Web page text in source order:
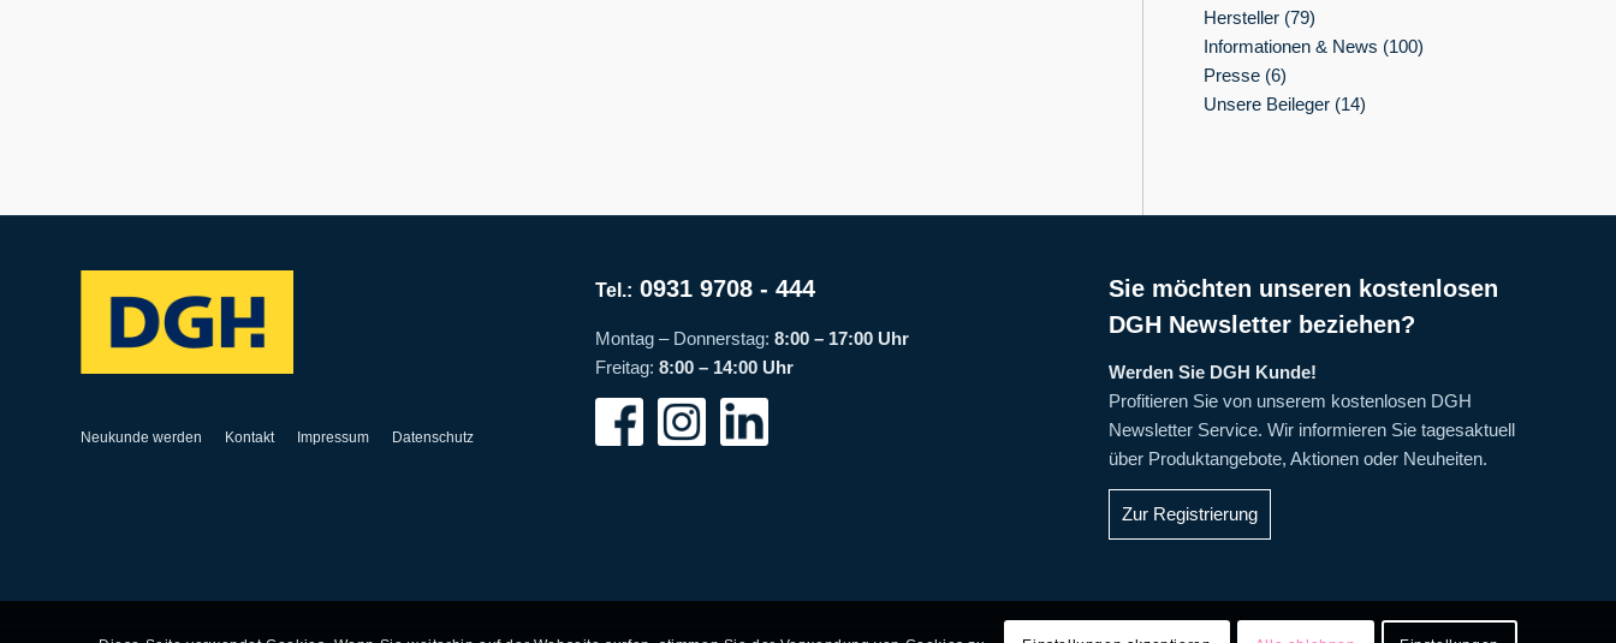
Hersteller (79)
Informationen & News (100)
Presse (6)
Unsere Beileger (14)
Neukunde werden Kontakt Impressum Datenschutz
Tel.: 0931 9708 - 444
Montag – Donnerstag: 8:00 – 17:00 Uhr
Freitag: 8:00 – 14:00 Uhr
Sie möchten unseren kostenlosen
DGH Newsletter beziehen?
Werden Sie DGH Kunde!
Profitieren Sie von unserem kostenlosen DGH
Newsletter Service. Wir informieren Sie tagesaktuell
über Produktangebote, Aktionen oder Neuheiten.
Zur Registrierung